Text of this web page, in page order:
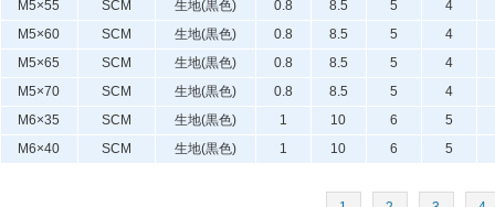
M5×55 SCM 生地(黒色) 0.8 8.5 5
4
M5×60
SCM 生地(黒色) 0.8 8.5 5
4
M5×65
SCM 生地(黒色) 0.8 8.5 5
4
M5×70
SCM 生地(黒色) 0.8 8.5 5
4
M6×35
SCM 生地(黒色) 1 10 6
5
M6×40
SCM 生地(黒色) 1 10 6 5